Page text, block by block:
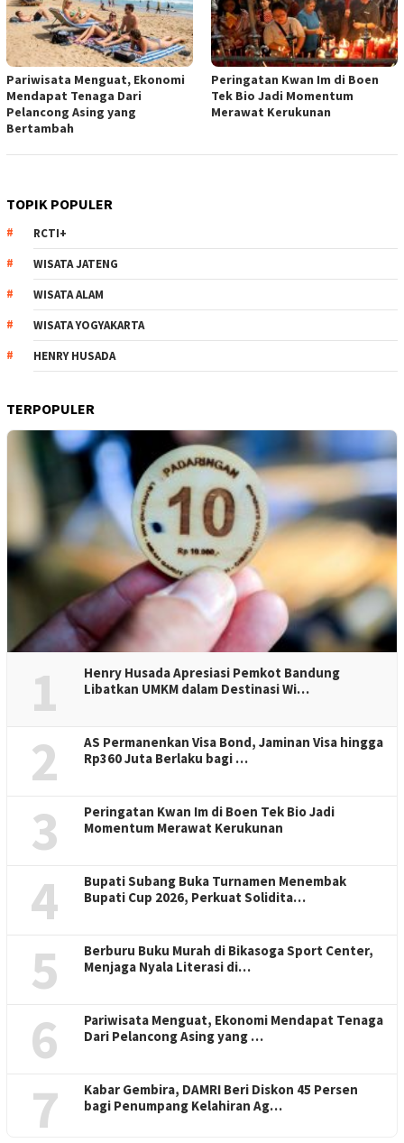
Pariwisata Menguat, Ekonomi
Mendapat Tenaga Dari
Pelancong Asing yang
Bertambah
Peringatan Kwan Im di Boen
Tek Bio Jadi Momentum
Merawat Kerukunan
TOPIK POPULER
RCTI+
WISATA JATENG
WISATA ALAM
WISATA YOGYAKARTA
HENRY HUSADA
TERPOPULER
1
Henry Husada Apresiasi Pemkot Bandung
Libatkan UMKM dalam Destinasi Wi…
2
AS Permanenkan Visa Bond, Jaminan Visa hingga
Rp360 Juta Berlaku bagi …
3
Peringatan Kwan Im di Boen Tek Bio Jadi
Momentum Merawat Kerukunan
4
Bupati Subang Buka Turnamen Menembak
Bupati Cup 2026, Perkuat Solidita…
5
Berburu Buku Murah di Bikasoga Sport Center,
Menjaga Nyala Literasi di…
6
Pariwisata Menguat, Ekonomi Mendapat Tenaga
Dari Pelancong Asing yang …
7
Kabar Gembira, DAMRI Beri Diskon 45 Persen
bagi Penumpang Kelahiran Ag…